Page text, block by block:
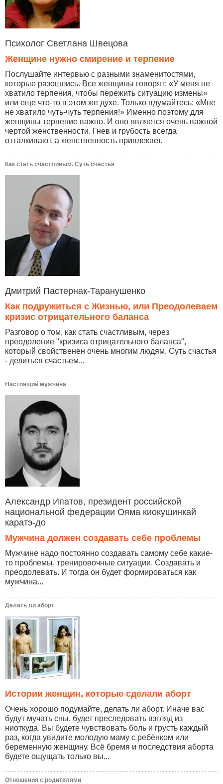
Психолог Светлана Швецова
Женщине нужно смирение и терпение
Послушайте интервью с разными знаменитостями,
которые разошлись. Все женщины говорят: «У меня не
хватило терпения, чтобы пережить ситуацию измены»
или еще что-то в этом же духе. Только вдумайтесь: «Мне
не хватило чуть-чуть терпения!» Именно поэтому для
женщины терпение важно. И оно является очень важной
чертой женственности. Гнев и грубость всегда
отталкивают, а женственность привлекает.
Как стать счастливым. Суть счастья
Дмитрий Пастернак-Таранушенко
Как подружиться с Жизнью, или Преодолеваем
кризис отрицательного баланса
Разговор о том, как стать счастливым, через
преодоление "кризиса отрицательного баланса",
который свойственен очень многим людям. Суть счастья
- делиться счастьем...
Настоящий мужчина
Александр Ипатов, президент российской
национальной федерации Ояма киокушинкай
каратэ-до
Мужчина должен создавать себе проблемы
Мужчине надо постоянно создавать самому себе какие-
то проблемы, тренировочные ситуации. Создавать и
преодолевать. И тогда он будет формироваться как
мужчина...
Делать ли аборт
Истории женщин, которые сделали аборт
Очень хорошо подумайте, делать ли аборт. Иначе вас
будут мучать сны, будет преследовать взгляд из
ниоткуда. Вы будете чувствовать боль и грусть каждый
раз, когда увидите молодую маму с ребёнком или
беременную женщину. Всё бремя и последствия аборта
будете ощущать только вы...
Отношения с родителями